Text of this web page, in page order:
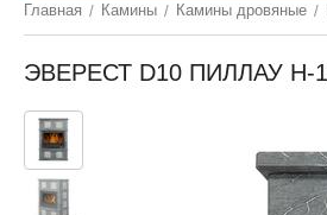
Главная / Камины / Камины дровяные /
ЭВЕРЕСТ D10 ПИЛЛАУ